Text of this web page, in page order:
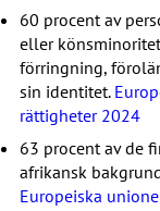
60 procent av
eller
förringning,
sin identitet.
rättigheter 2024
63 procent av de
afrikansk
Europeiska